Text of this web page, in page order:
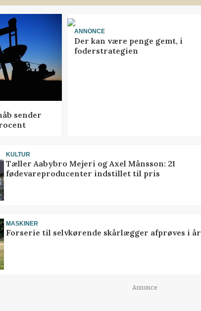
sender
ANNONCE
Der kan være penge gemt, i
foderstrategien
KULTUR
Tæller Aabybro Mejeri og Axel Månsson: 21
fødevareproducenter indstillet til pris
MASKINER
Forserie til selvkørende skårlægger afprøves i år
Annonce